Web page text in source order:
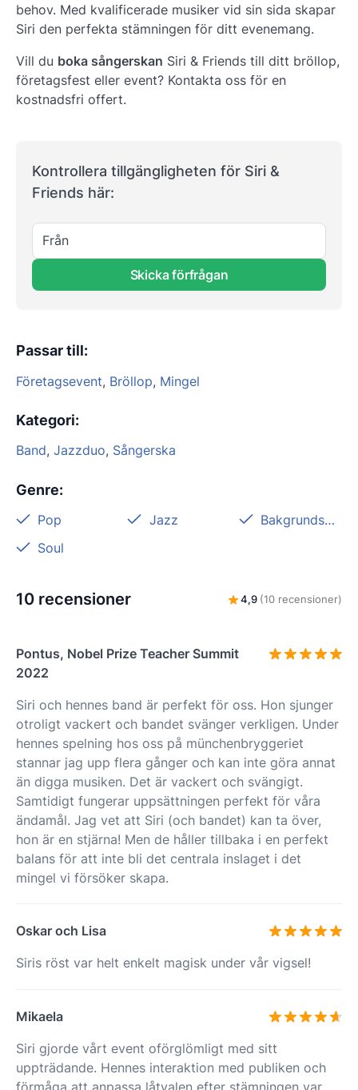
behov. Med kvalificerade musiker vid sin sida skapar
Siri den perfekta stämningen för ditt evenemang.
Vill du boka sångerskan Siri & Friends till ditt bröllop,
företagsfest eller event? Kontakta oss för en
kostnadsfri offert.
Kontrollera tillgängligheten för Siri &
Friends här:
Från
Skicka förfrågan
Passar till:
Företagsevent, Bröllop, Mingel
Kategori:
Band, Jazzduo, Sångerska
Genre:
Pop Jazz
Bakgrundsmusik
Soul
10 recensioner 4,9 (10 recensioner)
Pontus, Nobel Prize Teacher Summit
2022
Siri och hennes band är perfekt för oss. Hon sjunger
otroligt vackert och bandet svänger verkligen. Under
hennes spelning hos oss på münchenbryggeriet
stannar jag upp flera gånger och kan inte göra annat
än digga musiken. Det är vackert och svängigt.
Samtidigt fungerar uppsättningen perfekt för våra
ändamål. Jag vet att Siri (och bandet) kan ta över,
hon är en stjärna! Men de håller tillbaka i en perfekt
balans för att inte bli det centrala inslaget i det
mingel vi försöker skapa.
Oskar och Lisa
Siris röst var helt enkelt magisk under vår vigsel!
Mikaela
Siri gjorde vårt event oförglömligt med sitt
uppträdande. Hennes interaktion med publiken och
förmåga att anpassa låtvalen efter stämningen var